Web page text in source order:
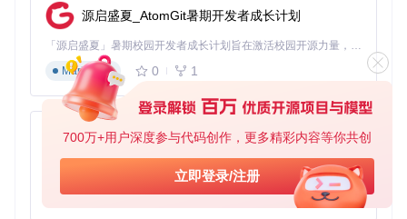
700万+用户深度参与代码创作，更多精彩内容等你共创
立即登录/注册
从65%提升至100%。
图：bookget的下载控制按钮，支持断点续传与进度管理
四、实践指南：从安装到高级应用
4.1 快速上手：3步实现古籍下载
源启盛夏_AtomGit暑期开发者成长计划
「源启盛夏」暑期校园开发者成长计划旨在激活校园开源力量，通过积分激励、认证扶持、资源倾斜等形式，引导高校组织和开发者完成「入驻 — 建项目 — 做贡献 — 获认证 — 得资源」的完整闭环。无论你是想带领社团入驻平台的组织者，还是希望用代码贡献证明自己的开发者，都能在这里找到属于你的成长路径。
Markdown
0 1
py-xiaozhi
基于Python的Xiaozhi AI，适用于想要完整Xiaozhi体验而无需拥有专用硬件的用户。
Python
0 1